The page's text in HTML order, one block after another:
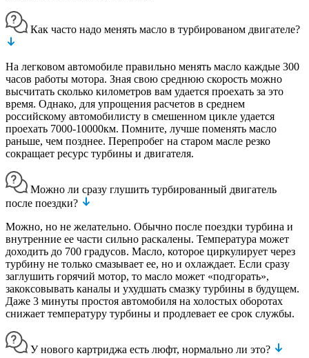
Как часто надо менять масло в турбированом двигателе?
На легковом автомобиле правильно менять масло каждые 300
часов работы мотора. Зная свою среднюю скорость можно
высчитать сколько километров вам удается проехать за это
время. Однако, для упрощения расчетов в среднем
российскому автомобилисту в смешенном цикле удается
проехать 7000-10000км. Помните, лучше поменять масло
раньше, чем позднее. Перепробег на старом масле резко
сокращает ресурс турбины и двигателя.
Можно ли сразу глушить турбированный двигатель
после поездки?
Можно, но не желательно. Обычно после поездки турбина и
внутренние ее части сильно раскалены. Температура может
доходить до 700 градусов. Масло, которое циркулирует через
турбину не только смазывает ее, но и охлаждает. Если сразу
заглушить горячий мотор, то масло может «подгорать»,
закоксовывать каналы и ухудшать смазку турбины в будущем.
Даже 3 минуты простоя автомобиля на холостых оборотах
снижает температуру турбины и продлевает ее срок службы.
У нового картриджа есть люфт, нормально ли это?